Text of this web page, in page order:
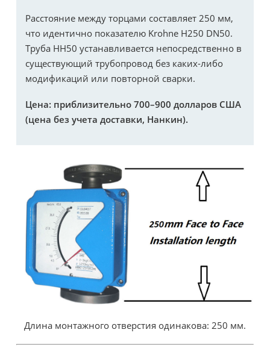
Расстояние между торцами составляет 250 мм,
что идентично показателю Krohne H250 DN50.
Труба HH50 устанавливается непосредственно в
существующий трубопровод без каких-либо
модификаций или повторной сварки.
Цена: приблизительно 700–900 долларов США
(цена без учета доставки, Нанкин).
Длина монтажного отверстия одинакова: 250 мм.